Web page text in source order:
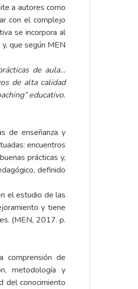
a autores como
con el complejo
se incorpora al
que según MEN
de aula…
de alta calidad
educativo.
de enseñanza y
encuentros
prácticas y,
definido
el estudio de las
y tiene
(MEN, 2017. p.
comprensión de
metodología y
del conocimiento